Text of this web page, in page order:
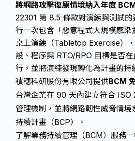
將網路攻擊復原情境納入年度
22301 第 8.5 條款對演練與測試
行一次包含「惡意程式大規模感染
桌上演練（Tabletop Exercise）
設、程序與 RTO/RPO 目標是否
行，並將演練發現轉化為計畫的持
積穗科研股份有限公司提供BCM
台灣企業在 90 天內建立符合 ISO
管理機制，並將網路韌性威脅情境
持續計畫（BCP）。
了解業務持續管理（BCM）服務